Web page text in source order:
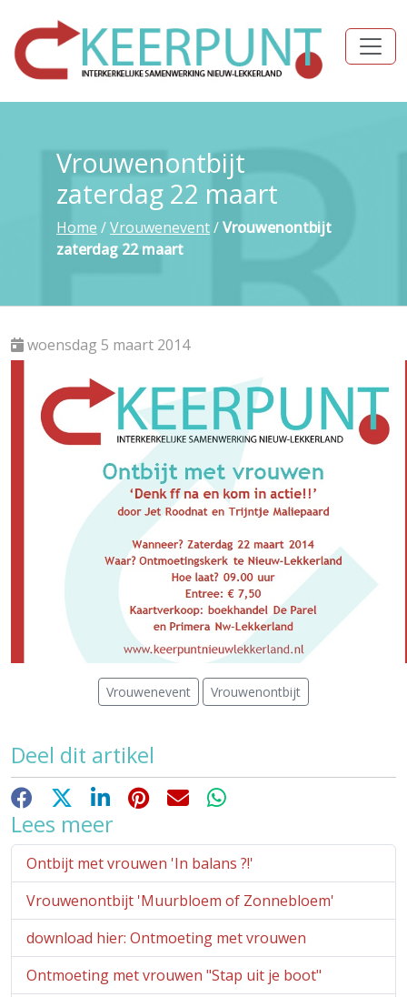
Vrouwenontbijt
zaterdag 22 maart
Home /Vrouwenevent/Vrouwenontbijt
zaterdag 22 maart
woensdag 5 maart 2014
Vrouwenevent Vrouwenontbijt
Deel dit artikel
Facebook LinkedInPinterestE-mailWhatsApp
Lees meer
Ontbijt met vrouwen 'In balans ?!'
Vrouwenontbijt 'Muurbloem of Zonnebloem'
download hier: Ontmoeting met vrouwen
Ontmoeting met vrouwen "Stap uit je boot"